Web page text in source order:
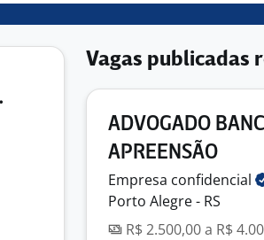
Vagas publicadas
ADVOGADO
APREENSÃO
Empresa confidencial
Porto Alegre - RS
R$ 2.500,00 a R$